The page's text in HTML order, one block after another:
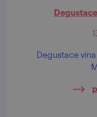
Degustace